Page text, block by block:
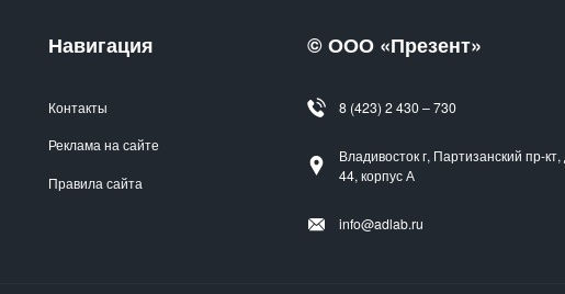
Навигация
Контакты
Реклама на сайте
Правила сайта
© ООО «Презент»
8 (423) 2 430 – 730
Владивосток г, Партизанский пр-
44, корпус А
info@adlab.ru